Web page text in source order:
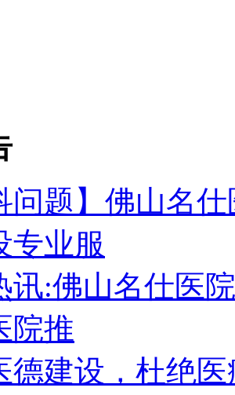
问题】佛山名
专业服
讯:佛山名仕医
院推
德建设，杜绝